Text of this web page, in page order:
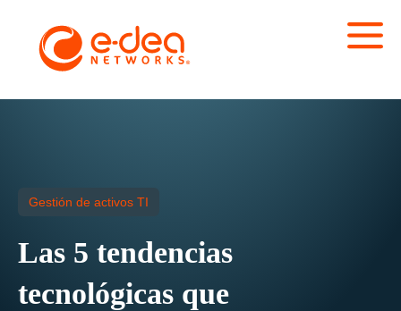
Gestión de activos TI
Las 5 tendencias
tecnológicas que